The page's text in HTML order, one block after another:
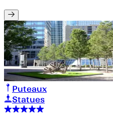
Puteaux
Statues